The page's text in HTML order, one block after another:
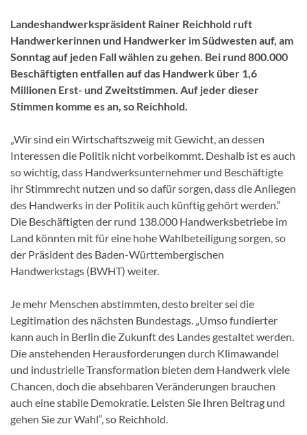
Landeshandwerkspräsident Rainer Reichhold ruft
Handwerkerinnen und Handwerker im Südwesten auf, am
Sonntag auf jeden Fall wählen zu gehen. Bei rund 800.000
Beschäftigten entfallen auf das Handwerk über 1,6
Millionen Erst- und Zweitstimmen. Auf jeder dieser
Stimmen komme es an, so Reichhold.
„Wir sind ein Wirtschaftszweig mit Gewicht, an dessen
Interessen die Politik nicht vorbeikommt. Deshalb ist es auch
so wichtig, dass Handwerksunternehmer und Beschäftigte
ihr Stimmrecht nutzen und so dafür sorgen, dass die Anliegen
des Handwerks in der Politik auch künftig gehört werden.“
Die Beschäftigten der rund 138.000 Handwerksbetriebe im
Land könnten mit für eine hohe Wahlbeteiligung sorgen, so
der Präsident des Baden-Württembergischen
Handwerkstags (BWHT) weiter.
Je mehr Menschen abstimmten, desto breiter sei die
Legitimation des nächsten Bundestags. „Umso fundierter
kann auch in Berlin die Zukunft des Landes gestaltet werden.
Die anstehenden Herausforderungen durch Klimawandel
und industrielle Transformation bieten dem Handwerk viele
Chancen, doch die absehbaren Veränderungen brauchen
auch eine stabile Demokratie. Leisten Sie Ihren Beitrag und
gehen Sie zur Wahl“, so Reichhold.